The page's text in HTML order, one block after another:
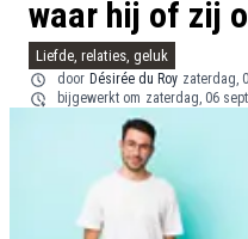
waar hij of zij
Liefde, relaties, geluk
door Désirée du Roy zaterdag,
bijgewerkt om zaterdag, 06